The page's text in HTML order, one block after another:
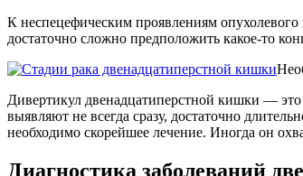
К неспецефическим проявлениям
достаточно сложно предположить какое-то
Дивертикул двенадцатиперстной кишки —
выявляют не всегда сразу, достаточно
необходимо скорейшее лечение. Иногда он
Диагностика заболеваний